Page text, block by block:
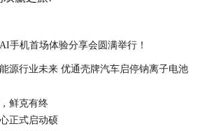
手机首场体验分享会圆满举行！
源行业未来 优通壳牌汽车启停钠离子电池
鲜克有终
正式启动硕